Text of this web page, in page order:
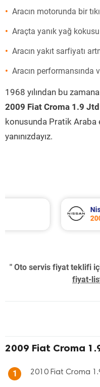
Aracın motorunda bir
Araçta yanık yağ
Aracın yakıt sarfiyatı
Aracın performansında
1968 yılından bu
2009 Fiat Croma 1.9 Jtd
konusunda Pratik
yanınızdayız.
Nissan Note
2009 Model
" Oto servis fiyat teklifi
fiyat-
2009 Fiat Croma
1 2010 Fiat Croma